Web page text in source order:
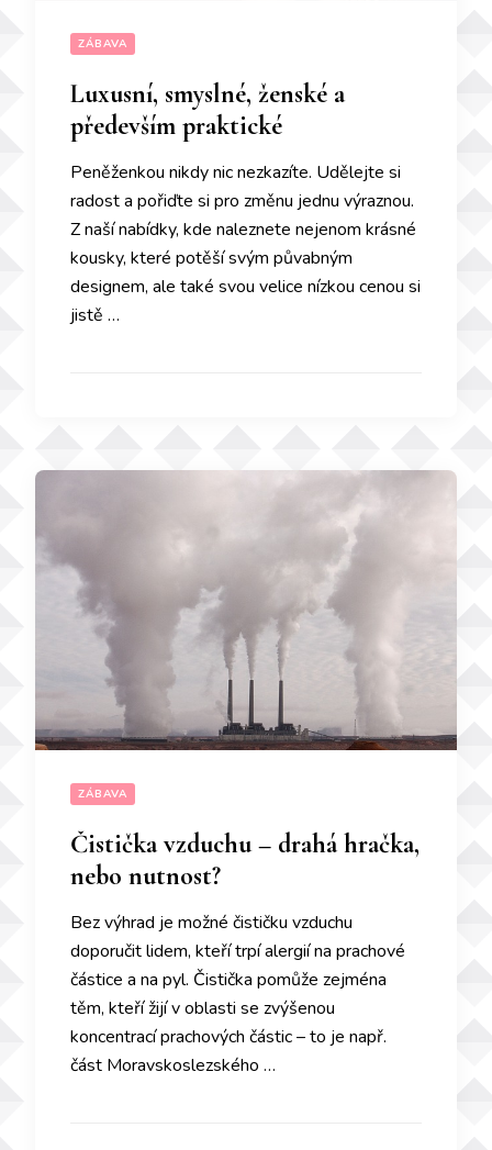
ZÁBAVA
Luxusní, smyslné, ženské a
především praktické
Peněženkou nikdy nic nezkazíte. Udělejte si
radost a pořiďte si pro změnu jednu výraznou.
Z naší nabídky, kde naleznete nejenom krásné
kousky, které potěší svým půvabným
designem, ale také svou velice nízkou cenou si
jistě …
ZÁBAVA
Čistička vzduchu – drahá hračka,
nebo nutnost?
Bez výhrad je možné čističku vzduchu
doporučit lidem, kteří trpí alergií na prachové
částice a na pyl. Čistička pomůže zejména
těm, kteří žijí v oblasti se zvýšenou
koncentrací prachových částic – to je např.
část Moravskoslezského …